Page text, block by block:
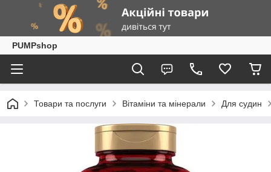
PUMPshop
Товари та послуги Вітаміни та мінерали Для судин